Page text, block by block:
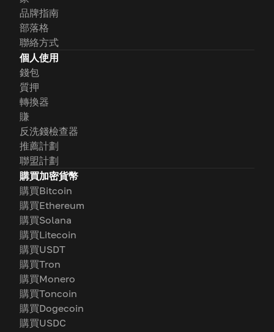
品牌指南
部落格
聯絡方式
個人使用
錢包
質押
轉換器
賺
反洗錢檢查器
推薦計劃
聯盟計劃
購買加密貨幣
購買Bitcoin
購買Ethereum
購買Solana
購買Litecoin
購買USDT
購買Tron
購買Monero
購買Toncoin
購買Dogecoin
購買USDC